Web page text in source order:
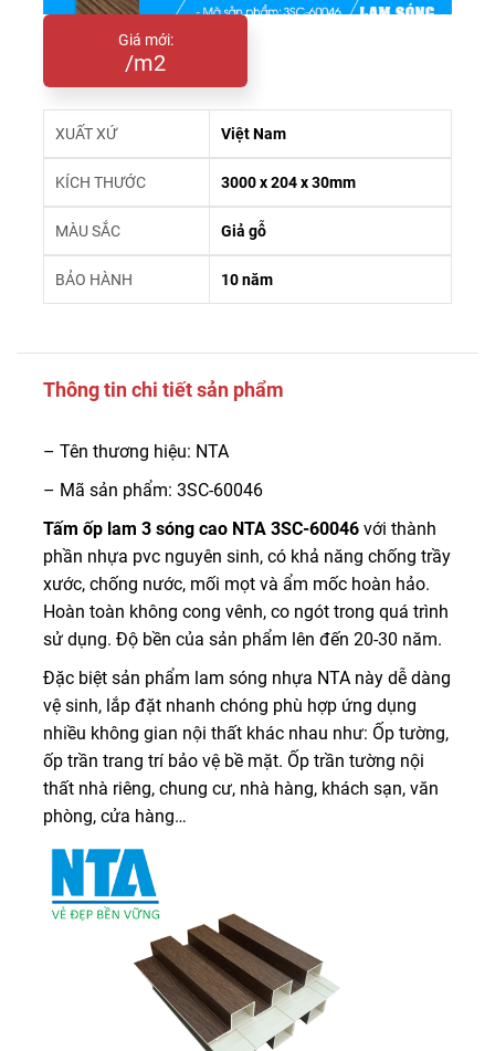
Giá mới:
/m2
XUẤT XỨ Việt Nam
KÍCH THƯỚC 3000 x 204 x 30mm
MÀU SẮC Giả gỗ
BẢO HÀNH 10 năm
Thông tin chi tiết sản phẩm
– Tên thương hiệu: NTA
– Mã sản phẩm: 3SC-60046
Tấm ốp lam 3 sóng cao NTA 3SC-60046 với thành
phần nhựa pvc nguyên sinh, có khả năng chống trầy
xước, chống nước, mối mọt và ẩm mốc hoàn hảo.
Hoàn toàn không cong vênh, co ngót trong quá trình
sử dụng. Độ bền của sản phẩm lên đến 20-30 năm.
Đặc biệt sản phẩm lam sóng nhựa NTA này dễ dàng
vệ sinh, lắp đặt nhanh chóng phù hợp ứng dụng
nhiều không gian nội thất khác nhau như: Ốp tường,
ốp trần trang trí bảo vệ bề mặt. Ốp trần tường nội
thất nhà riêng, chung cư, nhà hàng, khách sạn, văn
phòng, cửa hàng…